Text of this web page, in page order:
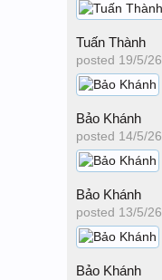
Tuấn Thành
posted 19/5/26
Bảo Khánh
posted 14/5/26
Bảo Khánh
posted 13/5/26
Bảo Khánh